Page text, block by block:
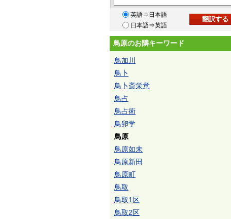
英語⇒日本語
日本語⇒英語
鳥原のお隣キーワード
鳥加川
鳥卜
鳥卜斎栄意
鳥占
鳥占術
鳥卵学
鳥原
鳥原如未
鳥原新田
鳥原町
鳥取
鳥取1区
鳥取2区